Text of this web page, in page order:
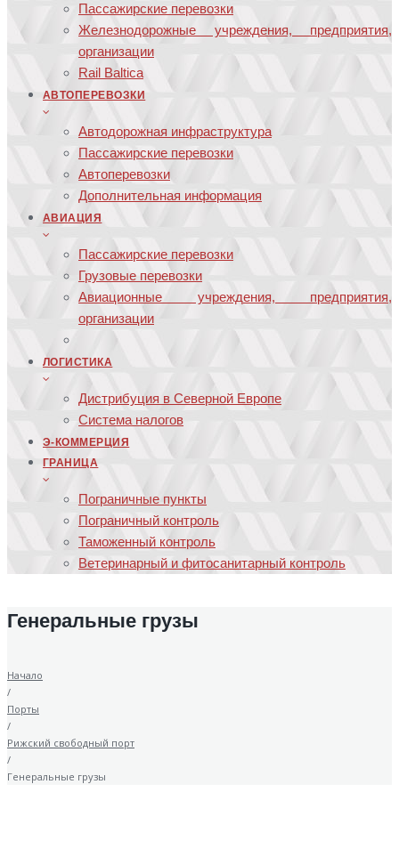
Пассажирские перевозки
Железнодорожные учреждения, предприятия,
организации
Rail Baltica
АВТОПЕРЕВОЗКИ
Автодорожная инфраструктура
Пассажирские перевозки
Автоперевозки
Дополнительная информация
АВИАЦИЯ
Пассажирские перевозки
Грузовые перевозки
Авиационные учреждения, предприятия,
организации
ЛОГИСТИКА
Дистрибуция в Северной Европе
Система налогов
Э-КОММЕРЦИЯ
ГРАНИЦА
Пограничные пункты
Пограничный контроль
Таможенный контроль
Ветеринарный и фитосанитарный контроль
Генеральные грузы
Начало
/
Порты
/
Рижский свободный порт
/
Генеральные грузы